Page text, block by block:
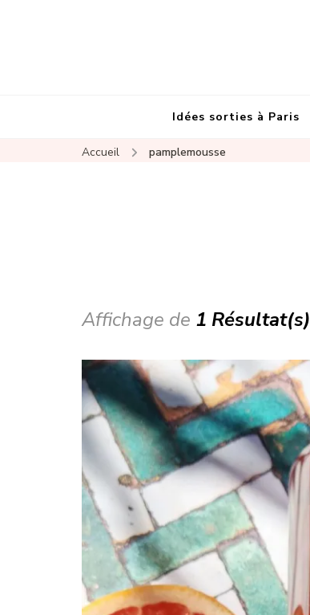
Idées sorties à Paris
Accueil pamplemousse
Affichage de 1 Résultat(s)